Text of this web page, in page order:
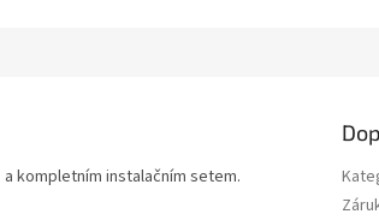
A
a kompletním instalačním setem.